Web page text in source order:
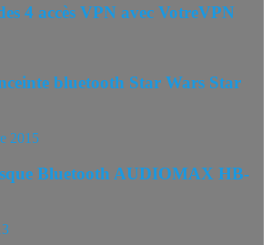
4 accès VPN avec VotreVPN
bluetooth Star Wars Star
2015
Bluetooth AUDIOMAX HB-